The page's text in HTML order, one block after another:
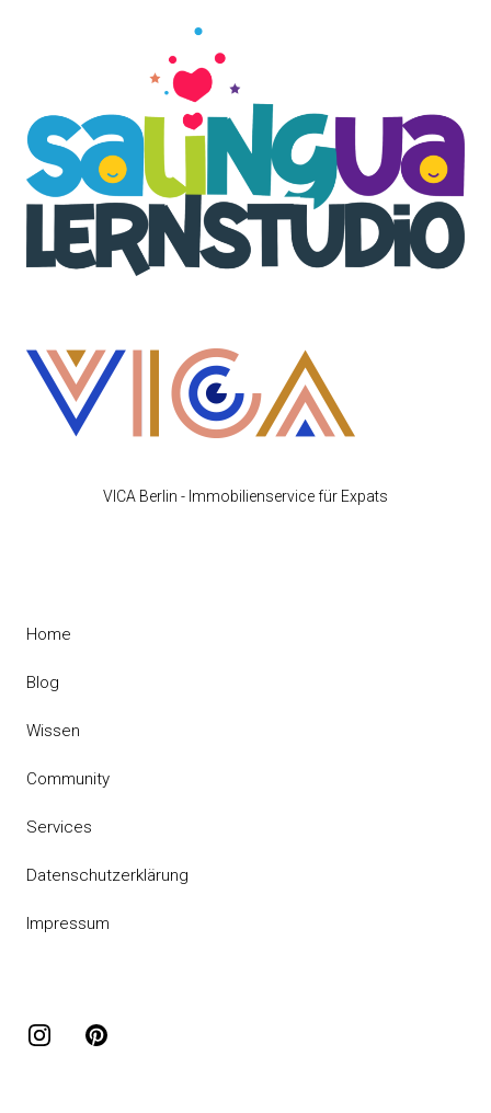
VICA Berlin - Immobilienservice für Expats
Home
Blog
Wissen
Community
Services
Datenschutzerklärung
Impressum
InstagramPinterest